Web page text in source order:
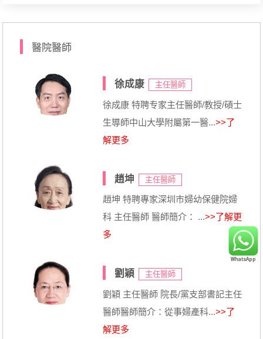
醫院醫師
徐成康 主任醫師
徐成康 特聘专家主任醫師/教授/碩士
生導師中山大學附屬第一醫...>>了
解更多
趙坤 主任醫師
趙坤 特聘專家深圳市婦幼保健院婦
科 主任醫師 醫師簡介： ...>>了解更
多
劉穎 主任醫師
劉穎 主任醫師 院長/黨支部書記主任
醫師醫師簡介：從事婦產科...>>了
解更多